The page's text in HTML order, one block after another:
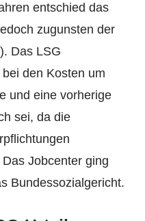
entschied das
zugunsten der
Das LSG
den Kosten um
und eine vorherige
sei, da die
Jobcenter ging
Bundessozialgericht.